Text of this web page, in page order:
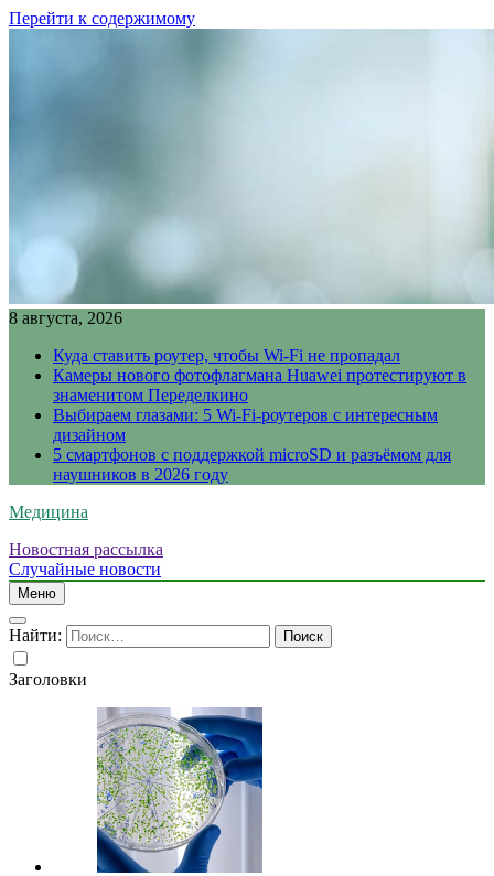
Перейти к содержимому
8 августа, 2026
Куда ставить роутер, чтобы Wi-Fi не пропадал
Камеры нового фотофлагмана Huawei протестируют в
знаменитом Переделкино
Выбираем глазами: 5 Wi-Fi-роутеров с интересным
дизайном
5 смартфонов с поддержкой microSD и разъёмом для
наушников в 2026 году
Медицина
Новостная рассылка
Случайные новости
Меню
Найти:
Заголовки